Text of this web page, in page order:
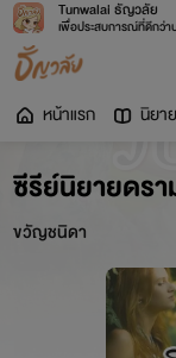
Tunwalai ธัญวลัย
เพื่อประสบการณ์ที่ดีกว่
หน้าแรก นิยาย
ซีรีย์นิยายดรา
ขวัญชนิดา